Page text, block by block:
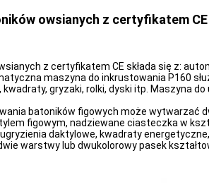
owsianych z certyfikatem CE
z certyfikatem CE składa się z:
maszyna do inkrustowania P160
gryzaki, rolki, dyski itp. Maszyna
batoników figowych może wytwarzać
figowym, nadziewane ciasteczka w
daktylowe, kwadraty
warstwy lub dwukolorowy pasek